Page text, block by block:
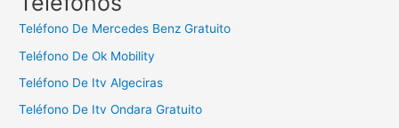
:
Teléfono De Mercedes Benz Gratuito
Teléfono De Ok Mobility
Teléfono De Itv Algeciras
Teléfono De Itv Ondara Gratuito